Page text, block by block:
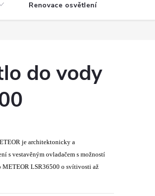
Renovace osvětlení
do vody
je architektonicky a
s vestavěným ovladačem s možností
METEOR LSR36500 o svítivosti až